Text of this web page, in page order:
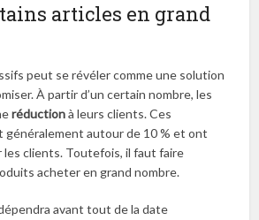
articles en grand
peut se révéler comme une solution
À partir d’un certain nombre, les
réductionà leurs clients. Ces
autour de 10 % et ont
clients. Toutefois, il faut faire
acheter en grand nombre.
avant tout de la date